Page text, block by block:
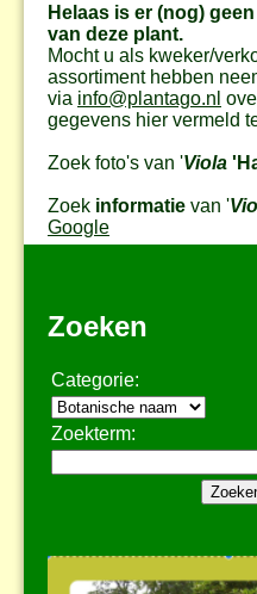
Helaas is er (nog)
van deze plant.
Mocht u als kweker/
assortiment hebben
via info@plantago.nl
gegevens hier vermeld
Zoek foto's van 'Viola
Zoek informatie van '
Google
Zoeken
Categorie:
Zoekterm: